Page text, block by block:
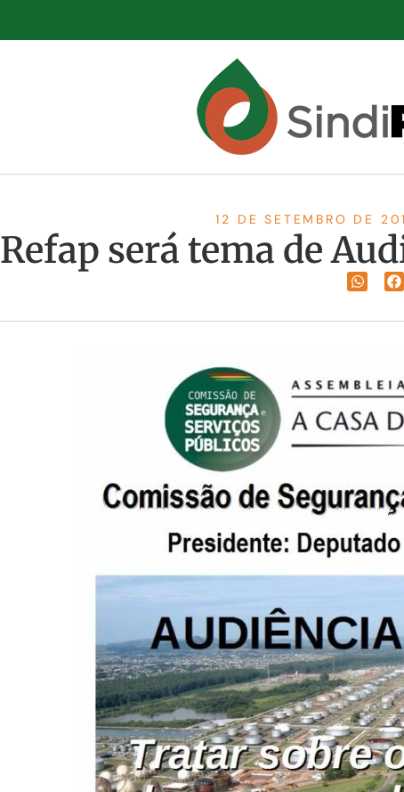
12 DE SETEMBRO DE
Refap será tema de